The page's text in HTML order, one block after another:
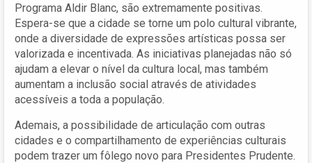
Programa Aldir Blanc, são extremamente positivas.
Espera-se que a cidade se torne um polo cultural vibrante,
onde a diversidade de expressões artísticas possa ser
valorizada e incentivada. As iniciativas planejadas não só
ajudam a elevar o nível da cultura local, mas também
aumentam a inclusão social através de atividades
acessíveis a toda a população.
Ademais, a possibilidade de articulação com outras
cidades e o compartilhamento de experiências culturais
podem trazer um fôlego novo para Presidentes Prudente.